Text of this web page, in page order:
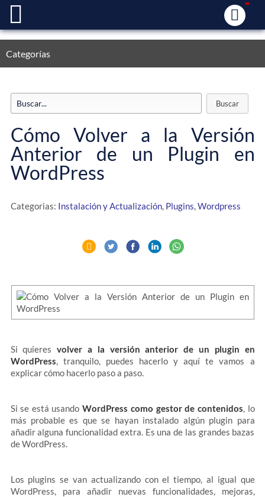
Categorías
Cómo Volver a la Versión
Anterior de un Plugin en
WordPress
Categorias: Instalación y Actualización, Plugins,Wordpress
Si quieresvolver a la versión anterior de un plugin en
WordPress, tranquilo, puedes hacerlo y aquí te vamos a
explicar cómo hacerlo paso a paso.
Si se está usandoWordPress como gestor de contenidos, lo
más probable es que se hayan instalado algún plugin para
añadir alguna funcionalidad extra. Es una de las grandes bazas
de WordPress.
Los plugins se van actualizando con el tiempo, al igual que
WordPress, para añadir nuevas funcionalidades, mejoras,